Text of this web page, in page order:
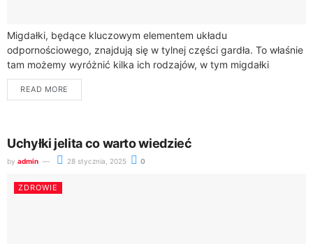
Migdałki, będące kluczowym elementem układu
odpornościowego, znajdują się w tylnej części gardła. To właśnie
tam możemy wyróżnić kilka ich rodzajów, w tym migdałki
podniebienne, które są najbardziej zauważalne i zlokalizowane...
READ MORE
Uchyłki jelita co warto wiedzieć
by admin 28 stycznia, 2025 0
ZDROWIE